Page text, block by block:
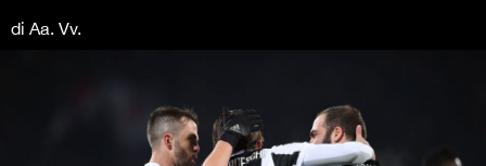
di Aa. Vv.